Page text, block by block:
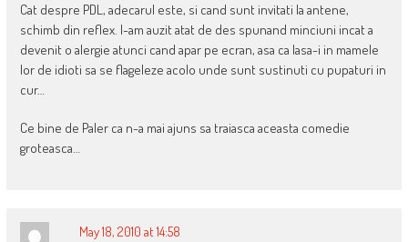
Cat despre PDL, adecarul este, si cand sunt invitati la antene,
schimb din reflex. I-am auzit atat de des spunand minciuni incat a
devenit o alergie atunci cand apar pe ecran, asa ca lasa-i in mamele
lor de idioti sa se flageleze acolo unde sunt sustinuti cu pupaturi in
cur…
Ce bine de Paler ca n-a mai ajuns sa traiasca aceasta comedie
groteasca…
May 18, 2010 at 14:58